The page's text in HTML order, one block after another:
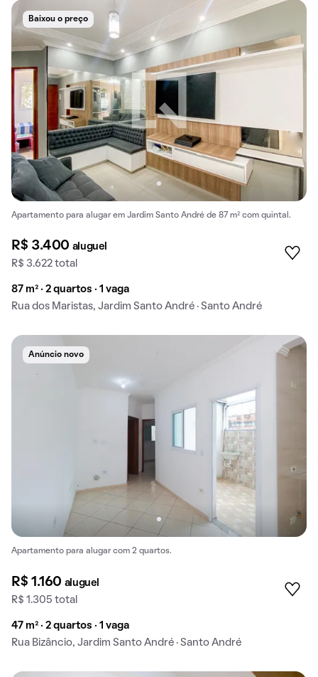
Baixou o preço
Apartamento para alugar em Jardim Santo André de 87 m² com quintal.
R$ 3.400 aluguel
R$ 3.622 total
87 m² · 2 quartos · 1 vaga
Rua dos Maristas, Jardim Santo André · Santo André
Anúncio novo
Apartamento para alugar com 2 quartos.
R$ 1.160 aluguel
R$ 1.305 total
47 m² · 2 quartos · 1 vaga
Rua Bizâncio, Jardim Santo André · Santo André